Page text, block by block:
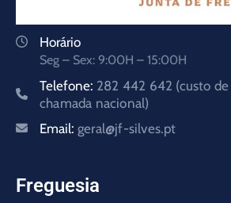
Horário
Seg – Sex: 9:00H – 15:00H
Telefone: 282 442 642 (custo
chamada nacional)
Email: geral@jf-silves.pt
Freguesia